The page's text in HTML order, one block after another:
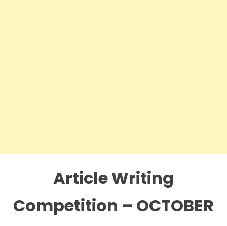
Article Writing
Competition – OCTOBER